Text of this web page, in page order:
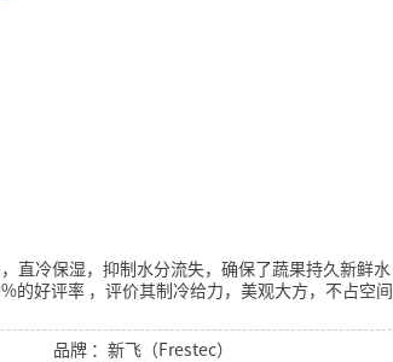
直冷保湿，抑制水分流失，确保了蔬果持久新鲜水
的好评率 ，评价其制冷给力，美观大方，不占空间
品牌 ：新飞（Frestec）